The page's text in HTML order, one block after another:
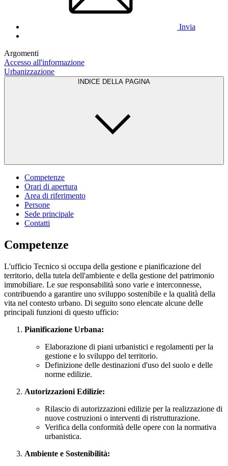
Invia
Argomenti
Accesso all'informazione
Urbanizzazione
INDICE DELLA PAGINA
Competenze
Orari di apertura
Area di riferimento
Persone
Sede principale
Contatti
Competenze
L'ufficio Tecnico si occupa della gestione e pianificazione del
territorio, della tutela dell'ambiente e della gestione del patrimonio
immobiliare. Le sue responsabilità sono varie e interconnesse,
contribuendo a garantire uno sviluppo sostenibile e la qualità della
vita nel contesto urbano. Di seguito sono elencate alcune delle
principali funzioni di questo ufficio:
Pianificazione Urbana:
Elaborazione di piani urbanistici e regolamenti per la
gestione e lo sviluppo del territorio.
Definizione delle destinazioni d'uso del suolo e delle
norme edilizie.
Autorizzazioni Edilizie:
Rilascio di autorizzazioni edilizie per la realizzazione di
nuove costruzioni o interventi di ristrutturazione.
Verifica della conformità delle opere con la normativa
urbanistica.
Ambiente e Sostenibilità: